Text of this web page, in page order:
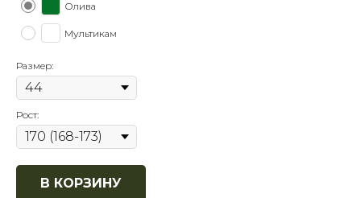
Олива
Мультикам
Размер:
Рост:
В КОРЗИНУ